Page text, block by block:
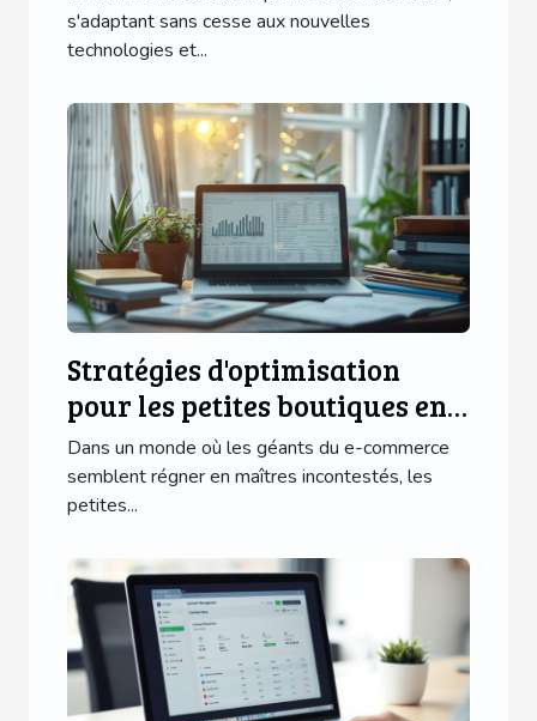
s'adaptant sans cesse aux nouvelles
technologies et...
Stratégies d'optimisation
pour les petites boutiques en
ligne Dépasser les géants du e-
commerce avec SEO et
marketing de niche
Dans un monde où les géants du e-commerce
semblent régner en maîtres incontestés, les
petites...